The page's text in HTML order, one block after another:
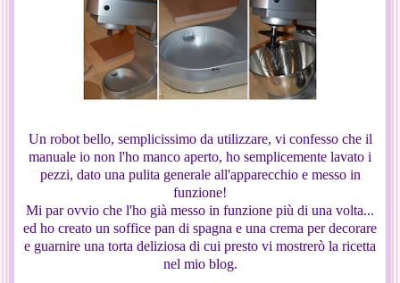
Un robot bello, semplicissimo da utilizzare, vi confesso che il
manuale io non l'ho manco aperto, ho semplicemente lavato i
pezzi, dato una pulita generale all'apparecchio e messo in
funzione!
Mi par ovvio che l'ho già messo in funzione più di una volta...
ed ho creato un soffice pan di spagna e una crema per decorare
e guarnire una torta deliziosa di cui presto vi mostrerò la ricetta
nel mio blog.